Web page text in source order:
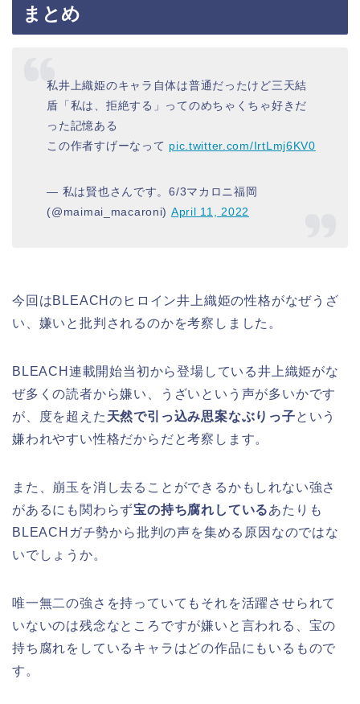
まとめ
私井上織姫のキャラ自体は普通だったけど三天結
盾「私は、拒絶する」ってのめちゃくちゃ好きだ
った記憶ある
この作者すげーなって pic.twitter.com/IrtLmj6KV0
— 私は賢也さんです。6/3マカロニ福岡
(@maimai_macaroni) April 11, 2022
今回はBLEACHのヒロイン井上織姫の性格がなぜうざ
い、嫌いと批判されるのかを考察しました。
BLEACH連載開始当初から登場している井上織姫がな
ぜ多くの読者から嫌い、うざいという声が多いかです
が、度を超えた 天然で引っ込み思案なぶりっ子という
嫌われやすい性格だからだと考察します。
また、崩玉を消し去ることができるかもしれない強さ
があるにも関わらず宝の持ち腐れしているあたりも
BLEACHガチ勢から批判の声を集める原因なのではな
いでしょうか。
唯一無二の強さを持っていてもそれを活躍させられて
いないのは残念なところですが嫌いと言われる、宝の
持ち腐れをしているキャラはどの作品にもいるもので
す。